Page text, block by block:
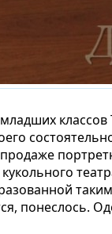
классов
понеслось.